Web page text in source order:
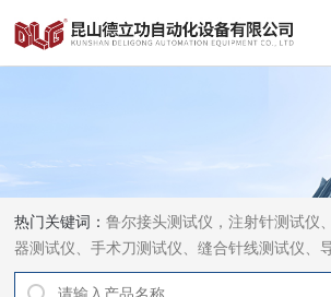
热门关键词：鲁尔接头测试仪，注射针测试仪
器测试仪、手术刀测试仪、缝合针线测试仪、
钳测试仪、导引管导丝测试仪、针灸针测试仪